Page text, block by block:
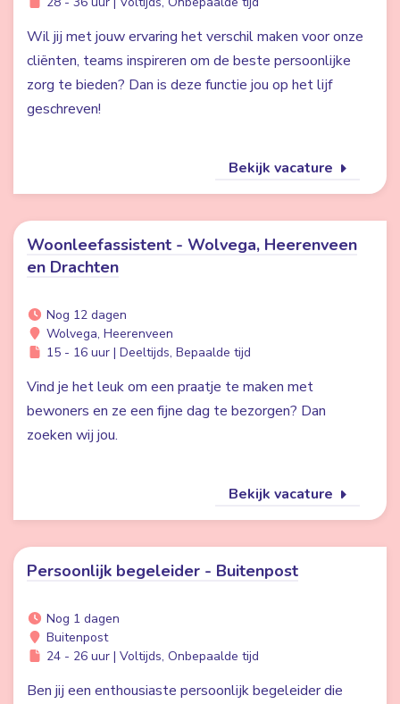
Wil jij met jouw ervaring het verschil maken voor onze
cliënten, teams inspireren om de beste persoonlijke
zorg te bieden? Dan is deze functie jou op het lijf
geschreven!
Bekijk vacature
Woonleefassistent - Wolvega, Heerenveen
en Drachten
Nog 12 dagen
Wolvega, Heerenveen
15 - 16 uur | Deeltijds, Bepaalde tijd
Vind je het leuk om een praatje te maken met
bewoners en ze een fijne dag te bezorgen? Dan
zoeken wij jou.
Bekijk vacature
Persoonlijk begeleider - Buitenpost
Nog 1 dagen
Buitenpost
24 - 26 uur | Voltijds, Onbepaalde tijd
Ben jij een enthousiaste persoonlijk begeleider die